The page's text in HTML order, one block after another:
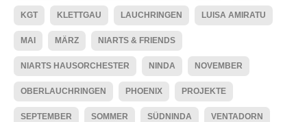
KGT KLETTGAU LAUCHRINGEN LUISA AMIRATU
MAI MÄRZ NIARTS & FRIENDS
NIARTS HAUSORCHESTER NINDA NOVEMBER
OBERLAUCHRINGEN PHOENIX PROJEKTE
SEPTEMBER SOMMER SÜDNINDA VENTADORN